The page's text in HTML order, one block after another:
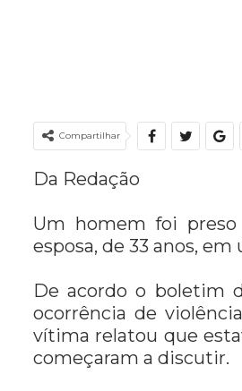
Compartilhar
Da Redação
Um homem foi preso
esposa, de 33 anos,
De acordo o boletim
ocorrência de
vítima relatou que
começaram a discutir.